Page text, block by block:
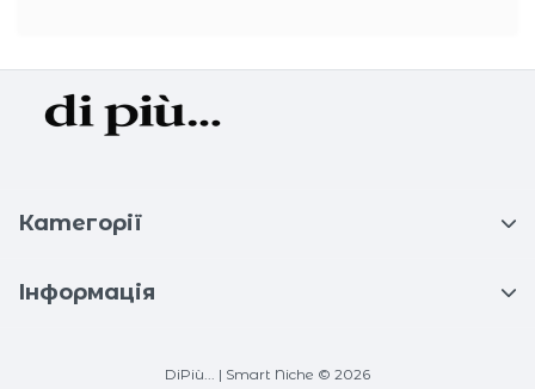
Категорії
Інформація
DiPiù... | Smart Niche © 2026